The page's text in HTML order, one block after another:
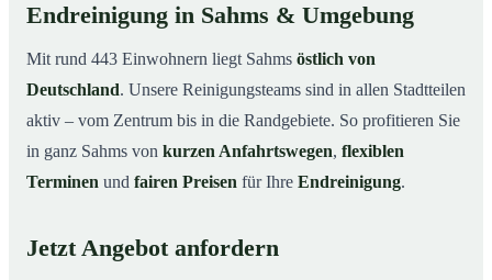
Endreinigung in Sahms & Umgebung
Mit rund 443 Einwohnern liegt Sahms östlich von
Deutschland. Unsere Reinigungsteams sind in allen Stadtteilen
aktiv – vom Zentrum bis in die Randgebiete. So profitieren Sie
in ganz Sahms von kurzen Anfahrtswegen, flexiblen
Terminen und fairen Preisen für Ihre Endreinigung.
Jetzt Angebot anfordern